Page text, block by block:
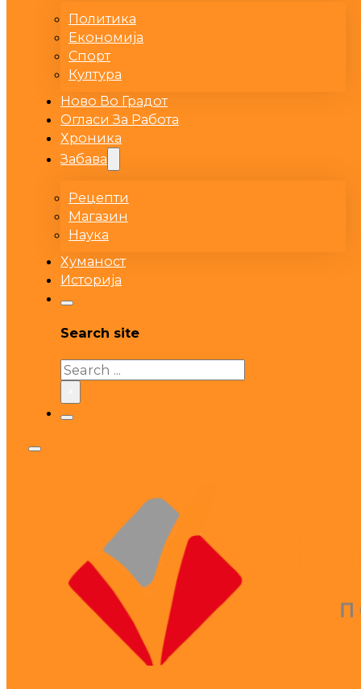
Политика
Економија
Спорт
Култура
Ново Во Градот
Огласи За Работа
Хроника
Забава
Рецепти
Магазин
Наука
Хуманост
Историја
Search site
Search